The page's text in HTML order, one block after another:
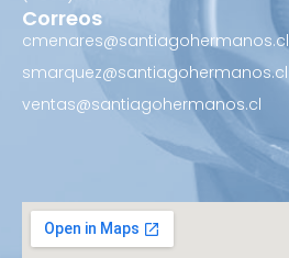
Correos
cmenares@santiagohermanos.cl
smarquez@santiagohermanos.cl
ventas@santiagohermanos.cl